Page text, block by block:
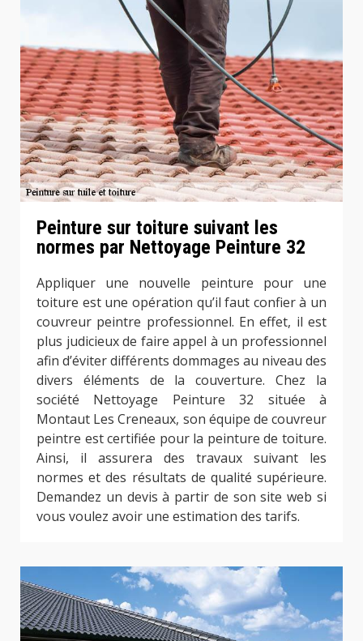
Peinture sur toiture suivant les
normes par Nettoyage Peinture 32
Appliquer une nouvelle peinture pour une
toiture est une opération qu’il faut confier à un
couvreur peintre professionnel. En effet, il est
plus judicieux de faire appel à un professionnel
afin d’éviter différents dommages au niveau des
divers éléments de la couverture. Chez la
société Nettoyage Peinture 32 située à
Montaut Les Creneaux, son équipe de couvreur
peintre est certifiée pour la peinture de toiture.
Ainsi, il assurera des travaux suivant les
normes et des résultats de qualité supérieure.
Demandez un devis à partir de son site web si
vous voulez avoir une estimation des tarifs.